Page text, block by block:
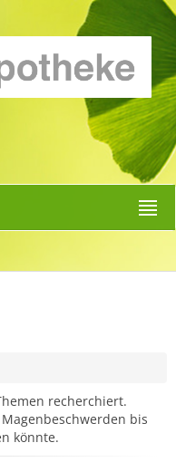
recherchiert.
bis
könnte.